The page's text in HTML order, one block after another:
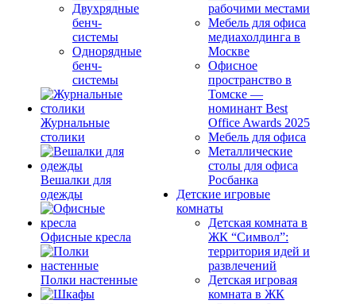
Двухрядные
бенч-
системы
Однорядные
бенч-
системы
Журнальные
столики
Вешалки для
одежды
Офисные кресла
Полки настенные
рабочими местами
Мебель для офиса
медиахолдинга в
Москве
Офисное
пространство в
Томске —
номинант Best
Office Awards 2025
Мебель для офиса
Металлические
столы для офиса
Росбанка
Детские игровые
комнаты
Детская комната в
ЖК “Символ”:
территория идей и
развлечений
Детская игровая
комната в ЖК